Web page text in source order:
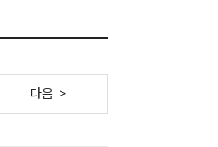
다음 >